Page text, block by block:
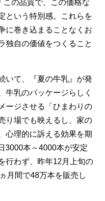
の品質で、この価格な
という特別感。これらを
に巻き込まることなくお
独自の価値をつくること
いて、『夏の牛乳』が発
牛乳のパッケージらしく
ージさせる「ひまわりの
り場でも映えるし、家の
心理的に訴える効果を期
3000本～4000本が安定
行わず、昨年12月上旬の
月間で48万本を販売し